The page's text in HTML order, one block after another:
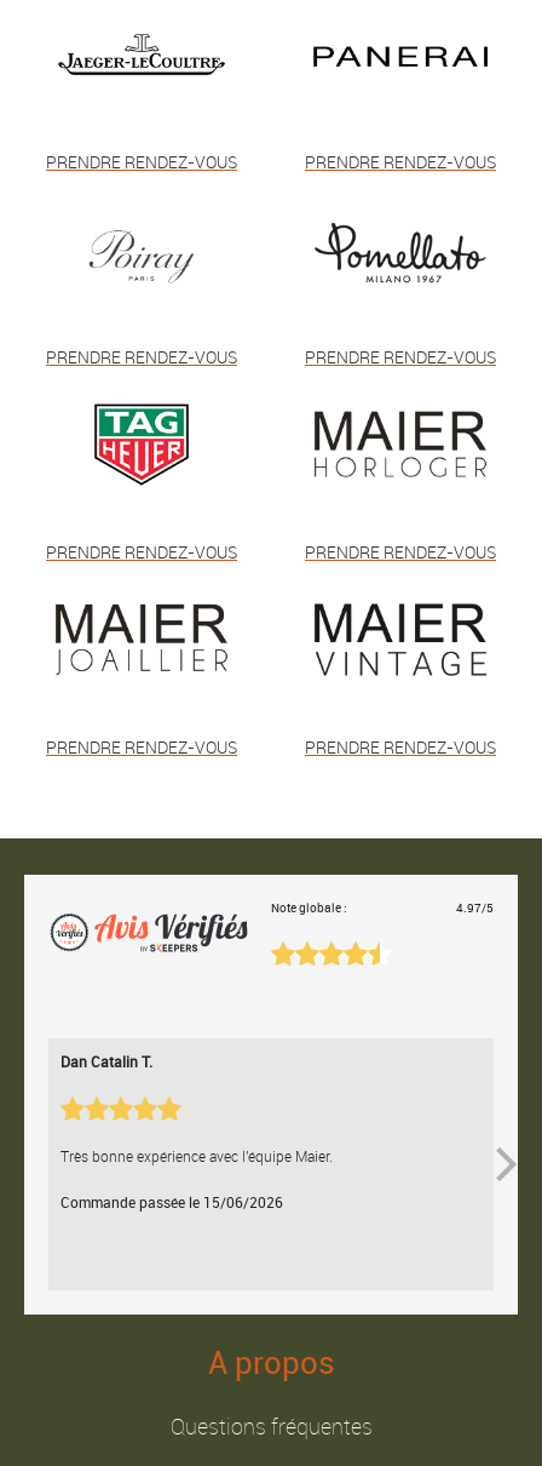
PRENDRE RENDEZ-VOUS PRENDRE RENDEZ-VOUS
PRENDRE RENDEZ-VOUS PRENDRE RENDEZ-VOUS
PRENDRE RENDEZ-VOUS PRENDRE RENDEZ-VOUS
PRENDRE RENDEZ-VOUS PRENDRE RENDEZ-VOUS
Note globale : 4.97/5
Dan Catalin T.
Très bonne expérience avec l'équipe Maier.
Commande passée le 15/06/2026
A propos
Questions fréquentes